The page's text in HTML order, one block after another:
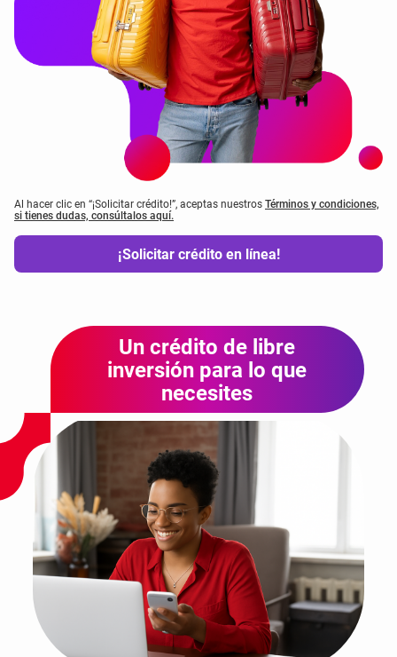
Al hacer clic en “¡Solicitar crédito!”, aceptas nuestrosTérminos y condiciones,
si tienes dudas, consúltalos aquí.
¡Solicitar crédito en línea!
Un crédito de libre
inversión para lo que
necesites